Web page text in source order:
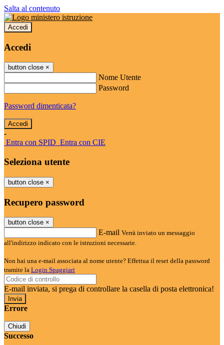
Salta al contenuto
Accedi
Accedi
button close ×
Nome Utente
Password
Password dimenticata?
-
Entra con SPID Entra con CIE
Seleziona utente
button close ×
Recupero password
button close ×
E-mail Verrà inviato un messaggio
all'indirizzo indicato con le istruzioni necessarie.
Non hai una e-mail associata al nome utente? Effettua il reset della password
tramite la Login Spaggiari
E-mail inviata, si prega di controllare la casella di posta elettronica!
Errore
Chiudi
Successo